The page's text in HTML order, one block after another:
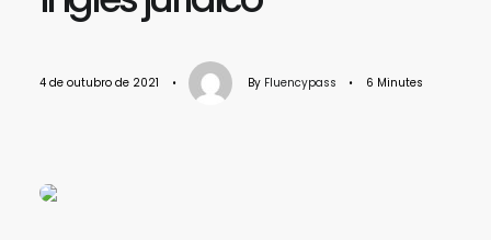
4 de outubro de 2021 • By Fluencypass • 6 Minutes